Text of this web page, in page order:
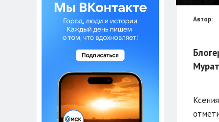
Автор: